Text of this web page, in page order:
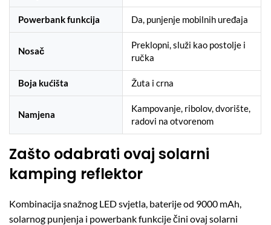
Powerbank funkcija Da, punjenje mobilnih uređaja
Nosač
Preklopni, služi kao postolje i
ručka
Boja kućišta Žuta i crna
Namjena
Kampovanje, ribolov, dvorište,
radovi na otvorenom
Zašto odabrati ovaj solarni
kamping reflektor
Kombinacija snažnog LED svjetla, baterije od 9000 mAh,
solarnog punjenja i powerbank funkcije čini ovaj solarni